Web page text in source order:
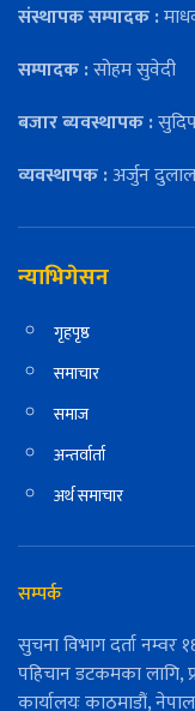
संस्थापक सम्पादक :
सम्पादक :सोहम सुवेदी
बजार ब्यवस्थापक :
व्यवस्थापक :अर्जुन दुलाल
न्याभिगेसन
गृहपृष्ठ
समाचार
समाज
अन्तर्वार्ता
अर्थ समाचार
सम्पर्क
सुचना विभाग दर्ता
पहिचान डटकमका लागि,
कार्यालयः काठमाडौं, नेपाल